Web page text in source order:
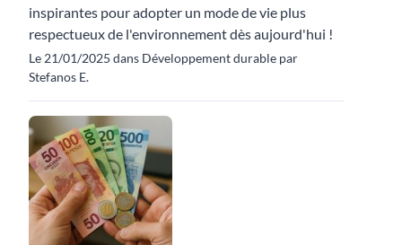
inspirantes pour adopter un mode de vie plus
respectueux de l'environnement dès aujourd'hui !
Le 21/01/2025 dans Développement durable par
Stefanos E.